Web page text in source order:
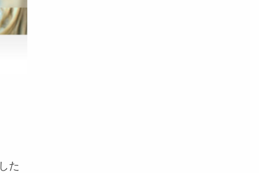
た